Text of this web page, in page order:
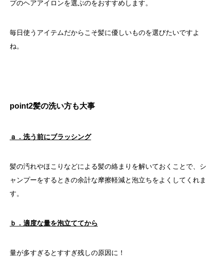
プのヘアアイロンを選ぶのをおすすめします。
毎日使うアイテムだからこそ髪に優しいものを選びたいですよ
ね。
point2髪の洗い方も大事
ａ．洗う前にブラッシング
髪の汚れやほこりなどによる髪の絡まりを解いておくことで、シ
ャンプーをするときの余計な摩擦軽減と泡立ちをよくしてくれま
す。
ｂ．適度な量を泡立ててから
量が多すぎるとすすぎ残しの原因に！